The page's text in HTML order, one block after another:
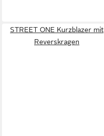
STREET ONE Kurzblazer mit
Reverskragen